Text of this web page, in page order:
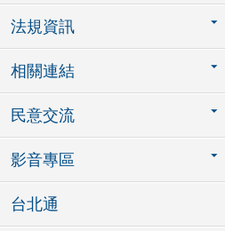
法規資訊
相關連結
民意交流
影音專區
台北通